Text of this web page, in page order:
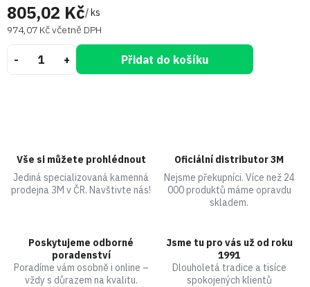
805,02 Kč/ ks
974,07 Kč včetně DPH
Přidat do košíku
Vše si můžete prohlédnout
Jediná specializovaná kamenná
prodejna 3M v ČR. Navštivte nás!
Oficiální distributor 3M
Nejsme překupníci. Více než 24
000 produktů máme opravdu
skladem.
Poskytujeme odborné
poradenství
Poradíme vám osobně i online –
vždy s důrazem na kvalitu.
Jsme tu pro vás už od roku
1991
Dlouholetá tradice a tisíce
spokojených klientů